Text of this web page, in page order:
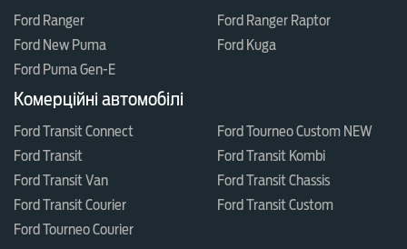
Ford Ranger
Ford Ranger Raptor
Ford New Puma
Ford Kuga
Ford Puma Gen-E
Комерційні автомобілі
Ford Transit Connect
Ford Tourneo Custom NEW
Ford Transit
Ford Transit Kombi
Ford Transit Van
Ford Transit Chassis
Ford Transit Courier
Ford Transit Custom
Ford Tourneo Courier